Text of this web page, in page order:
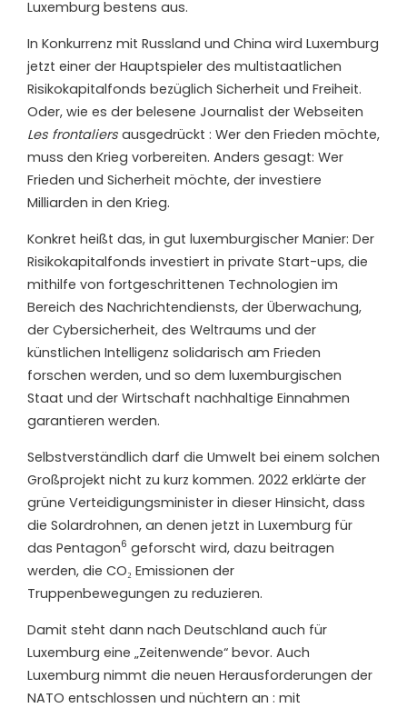
Luxemburg bestens aus.
In Konkurrenz mit Russland und China wird Luxemburg
jetzt einer der Hauptspieler des multistaatlichen
Risikokapitalfonds bezüglich Sicherheit und Freiheit.
Oder, wie es der belesene Journalist der Webseiten
Les frontaliers ausgedrückt : Wer den Frieden möchte,
muss den Krieg vorbereiten. Anders gesagt: Wer
Frieden und Sicherheit möchte, der investiere
Milliarden in den Krieg.
Konkret heißt das, in gut luxemburgischer Manier: Der
Risikokapitalfonds investiert in private Start-ups, die
mithilfe von fortgeschrittenen Technologien im
Bereich des Nachrichtendiensts, der Überwachung,
der Cybersicherheit, des Weltraums und der
künstlichen Intelligenz solidarisch am Frieden
forschen werden, und so dem luxemburgischen
Staat und der Wirtschaft nachhaltige Einnahmen
garantieren werden.
Selbstverständlich darf die Umwelt bei einem solchen
Großprojekt nicht zu kurz kommen. 2022 erklärte der
grüne Verteidigungsminister in dieser Hinsicht, dass
die Solardrohnen, an denen jetzt in Luxemburg für
das Pentagon6 geforscht wird, dazu beitragen
werden, die CO₂ Emissionen der
Truppenbewegungen zu reduzieren.
Damit steht dann nach Deutschland auch für
Luxemburg eine „Zeitenwende“ bevor. Auch
Luxemburg nimmt die neuen Herausforderungen der
NATO entschlossen und nüchtern an : mit